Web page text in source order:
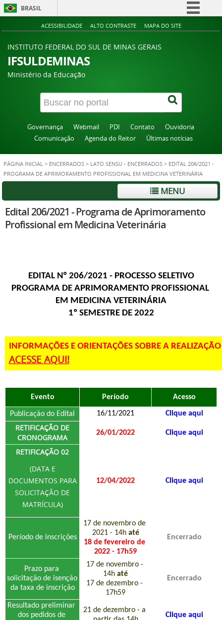
BRASIL
Simplifique!
ACESSIBILIDADE ALTO CONTRASTE MAPA DO SITE
INSTITUTO FEDERAL DO SUL DE MINAS GERAIS
IFSULDEMINAS
Ministério da Educação
Governança Webmail PDI Contato
Ouvidoria
Comunicação
Agenda do Reitor Últimas notícias
PÁGINA INICIAL > ENCERRADOS > LATO SENSU - ENCERRADOS > EDITAL 206/2021 -
PROGRAMA DE APRIMORAMENTO PROFISSIONAL EM MEDICINA VETERINÁRIA
MENU
Edital 206/2021 - Programa de Aprimoramento
Profissional em Medicina Veterinária
EDITAL N° 206/2021 - PROCESSO SELETIVO
PROGRAMA DE APRIMORAMENTO PROFISSIONAL
EM MEDICINA VETERINÁRIA
1º SEMESTRE DE 2022
INFORMAÇÕES E ORIENTAÇÕES SOBRE A
ACESSE AQUI!
Evento Período Acesso
Publicação do Edital 16/11/2021 Clique aqui
RETIFICAÇÃO DE
CRONOGRAMA
26/01/2022 Clique aqui
RETIFICAÇÃO 02
(DATA E
DOCUMENTOS PARA
SOLICITAÇÃO DE
MATRÍCULA)
12/04/2022 Clique aqui
Período de inscrições
17 de novembro de
2021 - 14h até
18 de fevereiro de
2022 - 17h59
Encerrado
Prazo para
solicitação de isenção
da taxa de inscrição
17 de novembro -
14h até
17 de dezembro -
17h59
Encerrado
Resultado preliminar
dos pedidos de
21 de dezembro - a
Clique aqui